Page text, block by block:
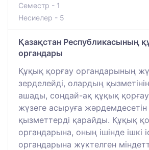
Семестр - 1
Несиелер - 5
Қазақстан Республикасының
органдары
Құқық қорғау органдарының
зерделейді, олардың
ашады, сондай-ақ құқық
жүзеге асыруға
қызметтерді қарайды. Құқық
органдарына, оның ішінде ішкі
органдарына жүктелген